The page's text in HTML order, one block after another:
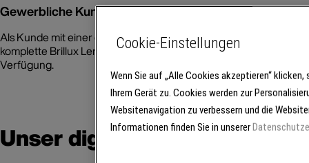
Gewerbliche Kunden
Als Kunde mit einer gültigen Kundennummer und einer E-Mail-
komplette Brillux Lernwelt, sondern auch alle weiteren Brillux
Verfügung.
Unser digitales Angebot
Cookie-Einstellungen
Wenn Sie auf „Alle Cookies akzeptieren“
Ihrem Gerät zu. Cookies werden zur
Websitenavigation zu verbessern und die
Informationen finden Sie in unserer